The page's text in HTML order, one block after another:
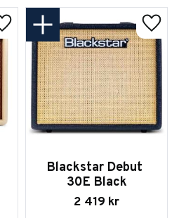
Lägg till i favoriter
Blackstar Debut
30E Black
2 419 kr